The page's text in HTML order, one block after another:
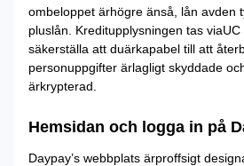
ombeloppet ärhögre änså, lån avden
pluslån. Kreditupplysningen tas
säkerställa att duärkapabel till att
personuppgifter ärlagligt skyddade
ärkrypterad.
Hemsidan och logga in på
Daypay’s webbplats ärproffsigt